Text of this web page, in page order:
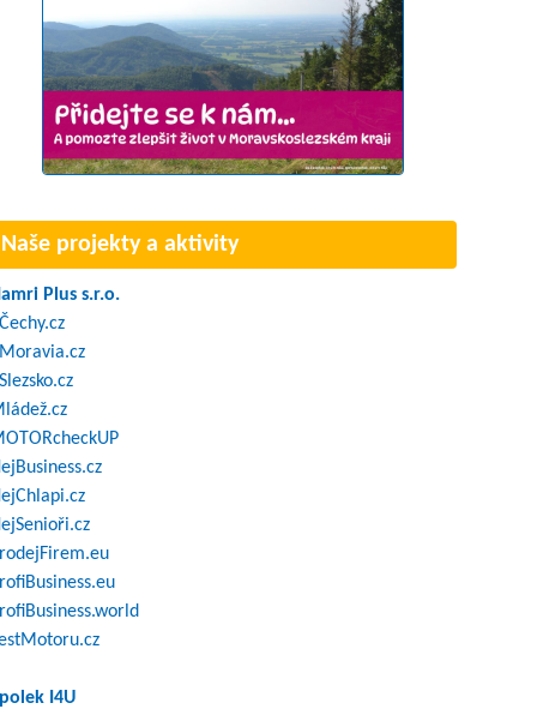
Naše projekty a aktivity
Plus s.r.o.
I4U